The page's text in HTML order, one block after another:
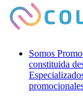
Somos
constituida